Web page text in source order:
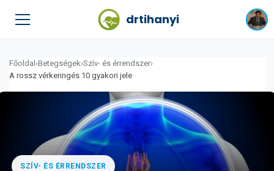
drtihanyi
Főoldal ›Betegségek›Szív- és érrendszer›
A rossz vérkeringés 10 gyakori jele
SZÍV- ÉS ÉRRENDSZER